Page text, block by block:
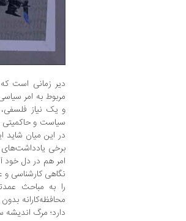
دیر زمانی است
مربوط به امر
و یک نیاز فلسفی،
سیاست و حاکمیتی
در این میان شاید
برخی
امر هم در دل خود
نگاهی کارشناسی
را به مباحث
محافظه‌کارانه
دارد؛ مرگ اندیشه